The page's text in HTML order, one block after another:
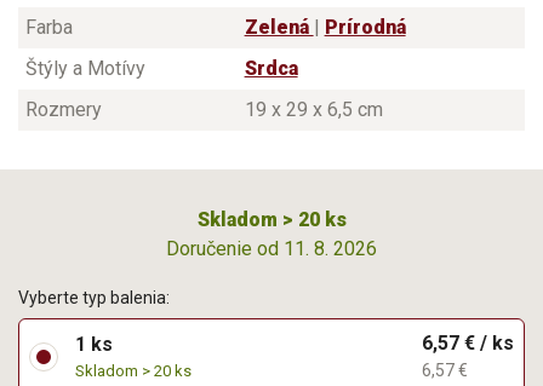
Farba
Zelená
Prírodná
Štýly a Motívy
Srdca
Rozmery
19 x 29 x 6,5 cm
Skladom > 20 ks
Doručenie od 11. 8. 2026
Vyberte typ balenia:
1 ks
Skladom > 20 ks
6,57 € / ks
6,57 €